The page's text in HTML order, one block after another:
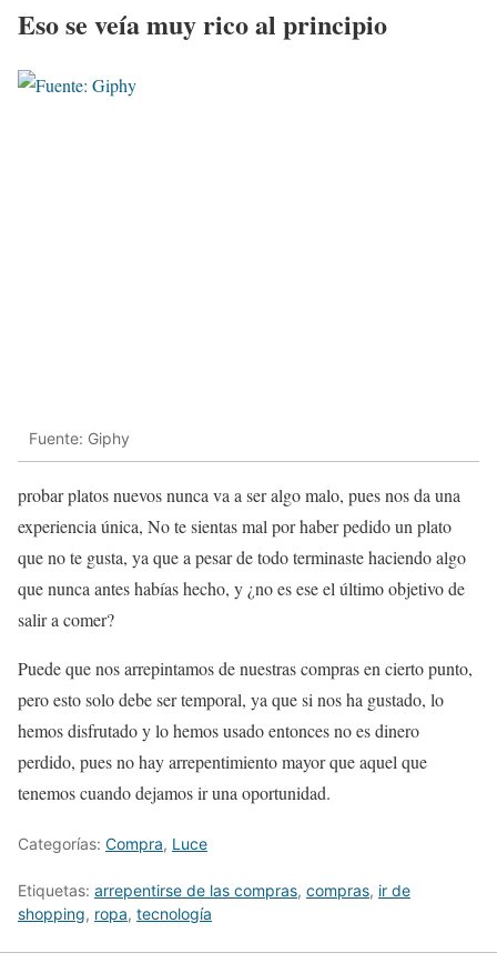
Eso se veía muy rico al principio
Fuente: Giphy
probar platos nuevos nunca va a ser algo malo, pues nos da una
experiencia única, No te sientas mal por haber pedido un plato
que no te gusta, ya que a pesar de todo terminaste haciendo algo
que nunca antes habías hecho, y ¿no es ese el último objetivo de
salir a comer?
Puede que nos arrepintamos de nuestras compras en cierto punto,
pero esto solo debe ser temporal, ya que si nos ha gustado, lo
hemos disfrutado y lo hemos usado entonces no es dinero
perdido, pues no hay arrepentimiento mayor que aquel que
tenemos cuando dejamos ir una oportunidad.
Categorías: Compra, Luce
Etiquetas: arrepentirse de las compras, compras, ir de
shopping, ropa, tecnología